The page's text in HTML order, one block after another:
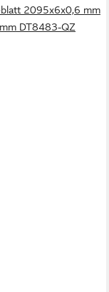
2095x6x0,6 mm
DT8483-QZ